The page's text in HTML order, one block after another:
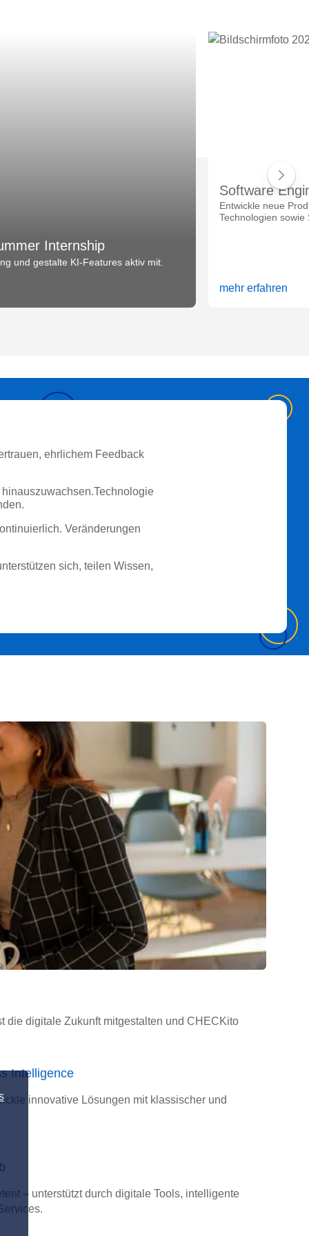
Internship
und gestalte KI-Features aktiv mit.
Software
Entwickle neue
Technologien
mehr erfahren
ehrlichem Feedback
Veränderungen
sich, teilen Wissen,
die digitale Zukunft mitgestalten und CHECKito
Intelligence
innovative Lösungen mit klassischer und
– unterstützt durch digitale Tools, intelligente